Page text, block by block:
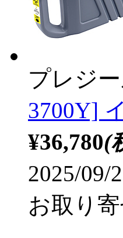
プレジ
3700Y]
¥36,780(
2025/09/
お取り